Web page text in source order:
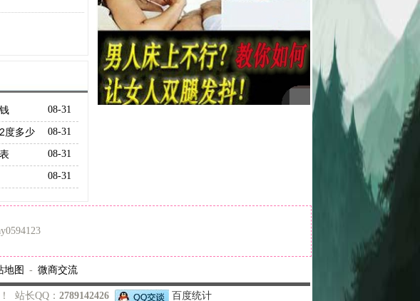
08-31
08-31
度多少
08-31
08-31
地图 - 微商交流
站长QQ： 2789142426 百度统计